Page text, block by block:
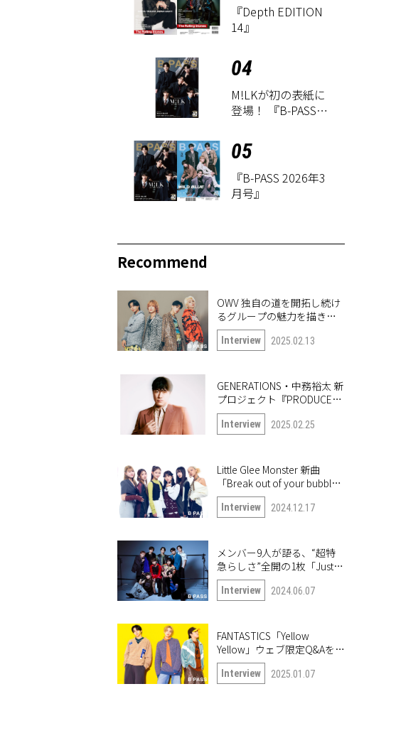
『Depth EDITION
14』
04
M!LKが初の表紙に
登場！ 『B-PASS
月27日に発売
05
『B-PASS 2026年3
月号』
Recommend
OWV 独自の道を開拓し続け
るグループの魅力を描き出
したナンバー「Frontier」
Interview 2025.02.13
GENERATIONS・中務裕太 新
プロジェクト『PRODUCE
6IX COLORS』の第一弾楽曲
「True or Doubt」について
Interview 2025.02.25
Little Glee Monster 新曲
「Break out of your bubble｣
インタビュー。未公開写真
も公開！
Interview 2024.12.17
メンバー9人が語る、“超特
急らしさ”全開の1枚「Just
like 超特急」
Interview 2024.06.07
FANTASTICS「Yellow
Yellow」ウェブ限定Q&Aを公
開！
Interview 2025.01.07